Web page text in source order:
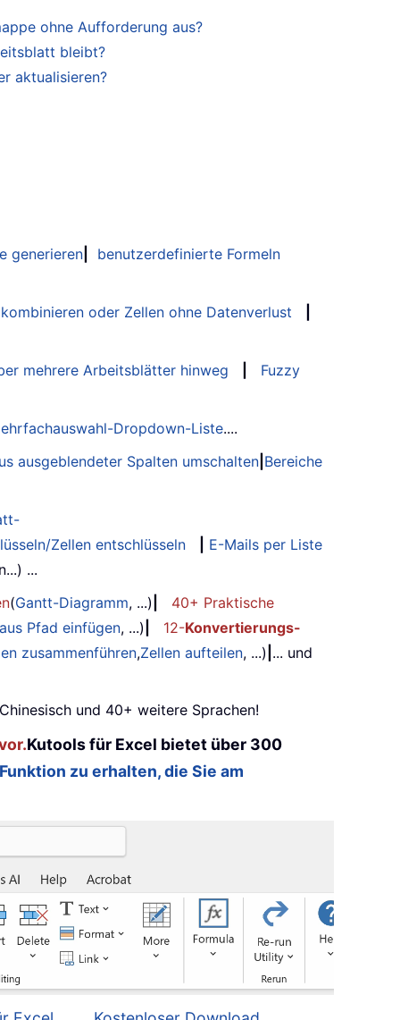
ohne Aufforderung aus?
bleibt?
aktualisieren?
generieren benutzerdefinierte Formeln
oder Zellen ohne Datenverlust
mehrere Arbeitsblätter hinweg Fuzzy
Dropdown-Liste....
ausgeblendeter Spalten umschalten Bereiche
Zellen entschlüsseln
E-Mails per Liste
...
(Gantt-Diagramm, ...)
40+ Praktische
Pfad einfügen, ...) 12-Konvertierungs-
zusammenführen,Zellen aufteilen, ...) ... und
und 40+ weitere Sprachen!
Kutools für Excel bietet über 300
zu erhalten, die Sie am